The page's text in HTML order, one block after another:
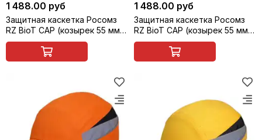
1 488.00 руб
Защитная каскетка Росомз
RZ BioT CAP (козырек 55 мм),
бежевая, арт. 92212
1 488.00 руб
Защитная каскетка Росомз
RZ BioT CAP (козырек 55 мм),
небесно-голубая, арт. 92213